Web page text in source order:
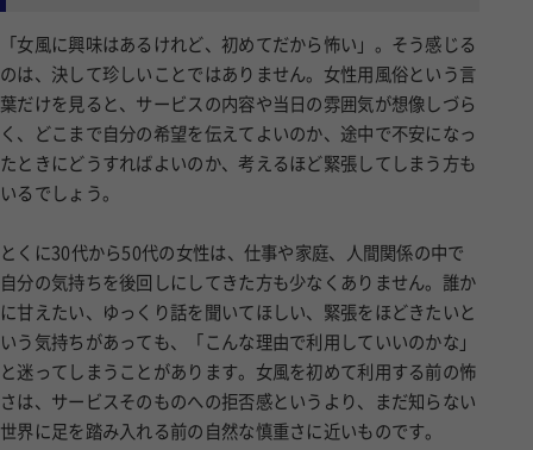
「女風に興味はあるけれど、初めてだから怖い」。そう感じる
のは、決して珍しいことではありません。女性用風俗という言
葉だけを見ると、サービスの内容や当日の雰囲気が想像しづら
く、どこまで自分の希望を伝えてよいのか、途中で不安になっ
たときにどうすればよいのか、考えるほど緊張してしまう方も
いるでしょう。
とくに30代から50代の女性は、仕事や家庭、人間関係の中で
自分の気持ちを後回しにしてきた方も少なくありません。誰か
に甘えたい、ゆっくり話を聞いてほしい、緊張をほどきたいと
いう気持ちがあっても、「こんな理由で利用していいのかな」
と迷ってしまうことがあります。女風を初めて利用する前の怖
さは、サービスそのものへの拒否感というより、まだ知らない
世界に足を踏み入れる前の自然な慎重さに近いものです。